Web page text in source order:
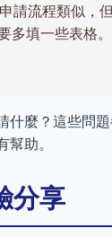
請流程類似，
多填一些表格
什麼？這些問
助。
分享